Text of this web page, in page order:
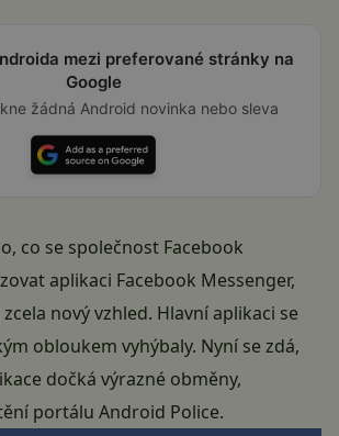
mezi preferované stránky na
Google
žádná Android novinka nebo sleva
co se společnost Facebook
aplikaci Facebook Messenger,
nový vzhled. Hlavní aplikaci se
obloukem vyhýbaly. Nyní se zdá,
dočká výrazné obměny,
portálu Android Police.